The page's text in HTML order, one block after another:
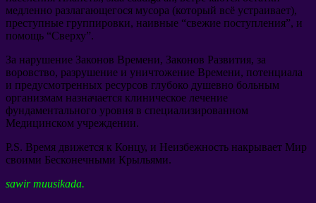
медленно разлагающегося мусора (который всё устраивает),
преступные группировки, наивные “свежие поступления”, и
помощь “Сверху”.
За нарушение Законов Времени, Законов Развития, за
воровство, разрушение и уничтожение Времени, потенциала
и предусмотренных ресурсов глубоко душевно больным
организмам назначается клиническое лечение
фундаментального уровня в специализированном
Медицинском учреждении.
P.S. Время движется к Концу, и Неизбежность накрывает Мир
своими Бесконечными Крыльями.
sawir muusikada.